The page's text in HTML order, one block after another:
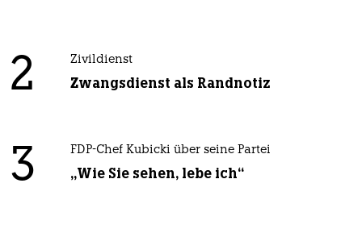
2 Zivildienst
Zwangsdienst als Randnotiz
3 FDP-Chef Kubicki über seine Partei
„Wie Sie sehen, lebe ich“